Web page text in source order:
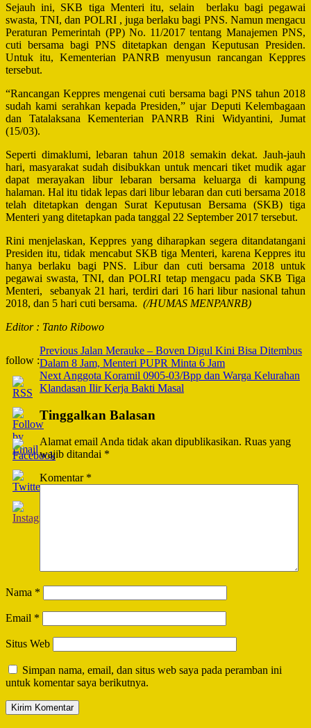
Sejauh ini, SKB tiga Menteri itu, selain berlaku bagi pegawai
swasta, TNI, dan POLRI , juga berlaku bagi PNS. Namun mengacu
Peraturan Pemerintah (PP) No. 11/2017 tentang Manajemen PNS,
cuti bersama bagi PNS ditetapkan dengan Keputusan Presiden.
Untuk itu, Kementerian PANRB menyusun rancangan Keppres
tersebut.
“Rancangan Keppres mengenai cuti bersama bagi PNS tahun 2018
sudah kami serahkan kepada Presiden,” ujar Deputi Kelembagaan
dan Tatalaksana Kementerian PANRB Rini Widyantini, Jumat
(15/03).
Seperti dimaklumi, lebaran tahun 2018 semakin dekat. Jauh-jauh
hari, masyarakat sudah disibukkan untuk mencari tiket mudik agar
dapat merayakan libur lebaran bersama keluarga di kampung
halaman. Hal itu tidak lepas dari libur lebaran dan cuti bersama 2018
telah ditetapkan dengan Surat Keputusan Bersama (SKB) tiga
Menteri yang ditetapkan pada tanggal 22 September 2017 tersebut.
Rini menjelaskan, Keppres yang diharapkan segera ditandatangani
Presiden itu, tidak mencabut SKB tiga Menteri, karena Keppres itu
hanya berlaku bagi PNS. Libur dan cuti bersama 2018 untuk
pegawai swasta, TNI, dan POLRI tetap mengacu pada SKB Tiga
Menteri, sebanyak 21 hari, terdiri dari 16 hari libur nasional tahun
2018, dan 5 hari cuti bersama. (/HUMAS MENPANRB)
Editor : Tanto Ribowo
follow :
Post
Navigation
Previous Jalan Merauke – Boven Digul Kini Bisa Ditembus
Dalam 8 Jam, Menteri PUPR Minta 6 Jam
Next Anggota Koramil 0905-03/Bpp dan Warga Kelurahan
Klandasan Ilir Kerja Bakti Masal
Tinggalkan Balasan
Alamat email Anda tidak akan dipublikasikan. Ruas yang
wajib ditandai *
Komentar *
Nama *
Email *
Situs Web
Simpan nama, email, dan situs web saya pada peramban ini
untuk komentar saya berikutnya.